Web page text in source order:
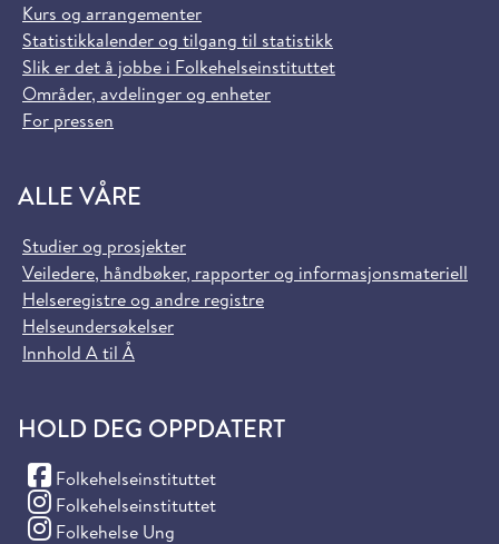
Kurs og arrangementer
Statistikkalender og tilgang til statistikk
Slik er det å jobbe i Folkehelseinstituttet
Områder, avdelinger og enheter
For pressen
ALLE VÅRE
Studier og prosjekter
Veiledere, håndbøker, rapporter og informasjonsmateriell
Helseregistre og andre registre
Helseundersøkelser
Innhold A til Å
HOLD DEG OPPDATERT
Folkehelseinstituttet
(Facebook)
Folkehelseinstituttet
(Instagram)
Folkehelse Ung
(Instagram)